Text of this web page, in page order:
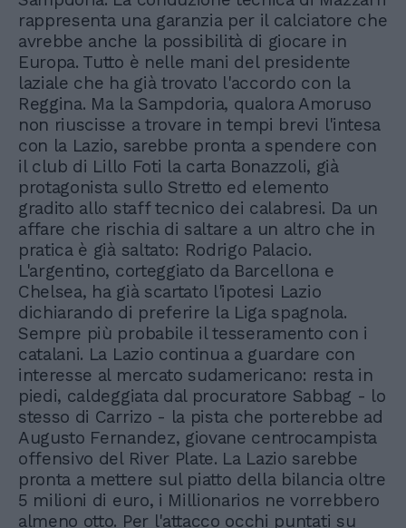
rappresenta una garanzia per il calciatore che
avrebbe anche la possibilità di giocare in
Europa. Tutto è nelle mani del presidente
laziale che ha già trovato l'accordo con la
Reggina. Ma la Sampdoria, qualora Amoruso
non riuscisse a trovare in tempi brevi l'intesa
con la Lazio, sarebbe pronta a spendere con
il club di Lillo Foti la carta Bonazzoli, già
protagonista sullo Stretto ed elemento
gradito allo staff tecnico dei calabresi. Da un
affare che rischia di saltare a un altro che in
pratica è già saltato: Rodrigo Palacio.
L'argentino, corteggiato da Barcellona e
Chelsea, ha già scartato l'ipotesi Lazio
dichiarando di preferire la Liga spagnola.
Sempre più probabile il tesseramento con i
catalani. La Lazio continua a guardare con
interesse al mercato sudamericano: resta in
piedi, caldeggiata dal procuratore Sabbag - lo
stesso di Carrizo - la pista che porterebbe ad
Augusto Fernandez, giovane centrocampista
offensivo del River Plate. La Lazio sarebbe
pronta a mettere sul piatto della bilancia oltre
5 milioni di euro, i Millionarios ne vorrebbero
almeno otto. Per l'attacco occhi puntati su